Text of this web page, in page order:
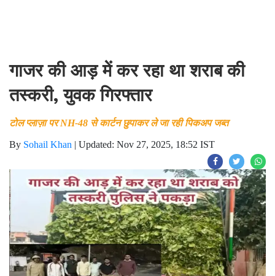
गाजर की आड़ में कर रहा था शराब की
तस्करी, युवक गिरफ्तार
टोल प्लाज़ा पर NH-48 से कार्टन छुपाकर ले जा रही पिकअप जब्त
By Sohail Khan | Updated: Nov 27, 2025, 18:52 IST